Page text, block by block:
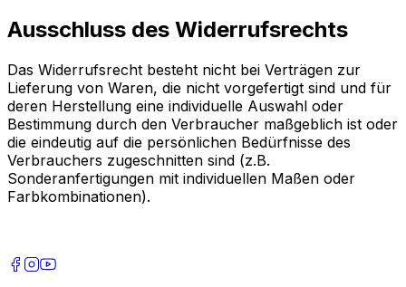
Ausschluss des Widerrufsrechts
Das Widerrufsrecht besteht nicht bei Verträgen zur
Lieferung von Waren, die nicht vorgefertigt sind und für
deren Herstellung eine individuelle Auswahl oder
Bestimmung durch den Verbraucher maßgeblich ist oder
die eindeutig auf die persönlichen Bedürfnisse des
Verbrauchers zugeschnitten sind (z.B.
Sonderanfertigungen mit individuellen Maßen oder
Farbkombinationen).